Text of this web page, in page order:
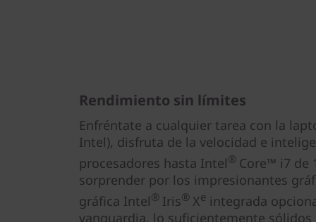
Rendimiento sin límites
Enfréntate a cualquier tarea con la
Intel), disfruta de la velocidad e
procesadores hasta Intel® Core™ i7 de
sorprender por los impresionantes
gráfica Intel® Iris® Xe integrada
vanguardia, lo suficientemente sólidos